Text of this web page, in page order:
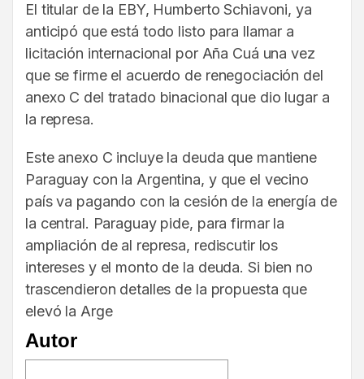
El titular de la EBY, Humberto Schiavoni, ya
anticipó que está todo listo para llamar a
licitación internacional por Aña Cuá una vez
que se firme el acuerdo de renegociación del
anexo C del tratado binacional que dio lugar a
la represa.
Este anexo C incluye la deuda que mantiene
Paraguay con la Argentina, y que el vecino
país va pagando con la cesión de la energía de
la central. Paraguay pide, para firmar la
ampliación de al represa, rediscutir los
intereses y el monto de la deuda. Si bien no
trascendieron detalles de la propuesta que
elevó la Arge
Autor